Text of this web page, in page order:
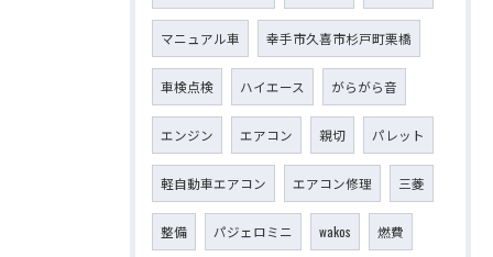
マニュアル車 幸手市久喜市杉戸町栗橋
車検点検 ハイエース がらがら音
エンジン エアコン 親切 パレット
軽自動車エアコン エアコン修理 三菱
整備 パジェロミニ wakos 燃費